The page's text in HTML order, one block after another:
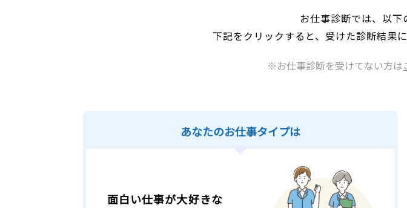
お仕事診断では、以下
下記をクリックすると、受けた診断結果
※お仕事診断を受けてない方は
あなたのお仕事タイプは
面白い仕事が大好きな